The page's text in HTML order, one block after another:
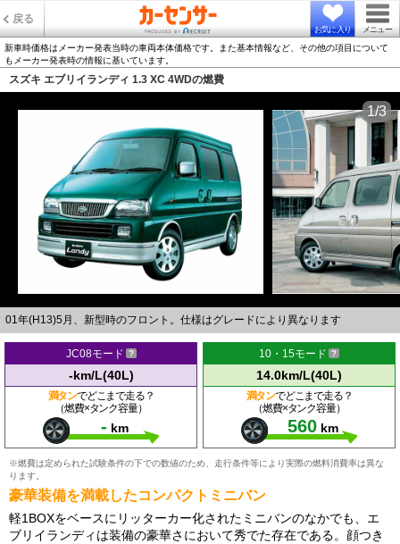
戻る
お気に入り メニュー
新車時価格はメーカー発表当時の車両本体価格です。また基本情報など、その他の項目について
もメーカー発表時の情報に基いています。
スズキ エブリイランディ 1.3 XC 4WDの燃費
01年(H13)5月、新型時のフロント。仕様はグレードにより異なります
1/3
JC08モード
-km/L(40L)
満タンでどこまで走る？
（燃費×タンク容量）
- km
10・15モード
14.0km/L(40L)
満タンでどこまで走る？
（燃費×タンク容量）
560 km
※燃費は定められた試験条件の下での数値のため、走行条件等により実際の燃料消費率は異な
ります。
豪華装備を満載したコンパクトミニバン
軽1BOXをベースにリッターカー化されたミニバンのなかでも、エ
ブリイランディは装備の豪華さにおいて秀でた存在である。顔つき